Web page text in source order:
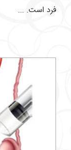
فرد است. ...